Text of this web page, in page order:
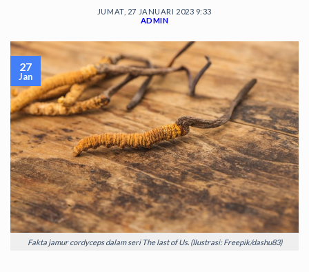
JUMAT, 27 JANUARI 2023 9:33
ADMIN
Fakta jamur cordyceps dalam seri The last of Us. (Ilustrasi: Freepik/dashu83)
27
Jan